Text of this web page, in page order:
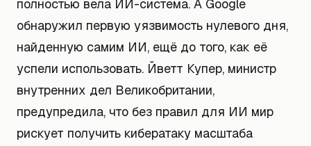
полностью вела ИИ-система. А Google
обнаружил первую уязвимость нулевого дня,
найденную самим ИИ, ещё до того, как её
успели использовать. Йветт Купер, министр
внутренних дел Великобритании,
предупредила, что без правил для ИИ мир
рискует получить кибератаку масштаба